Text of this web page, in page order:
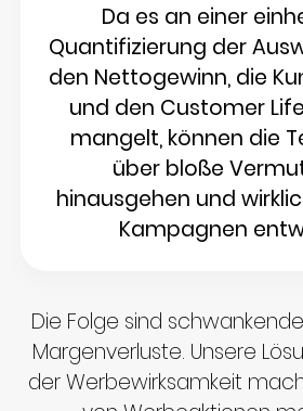
Da es an einer
Quantifizierung der
den Nettogewinn, die
und den Customer
mangelt, können die
über bloße
hinausgehen und
Kampagnen
Die Folge sind
Margenverluste. Unsere
der Werbewirksamkeit